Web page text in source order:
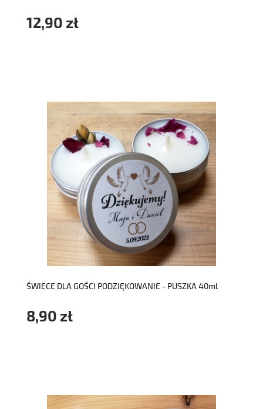
12,90 zł
ŚWIECE DLA GOŚCI PODZIĘKOWANIE - PUSZKA 40ml
8,90 zł
do koszyka